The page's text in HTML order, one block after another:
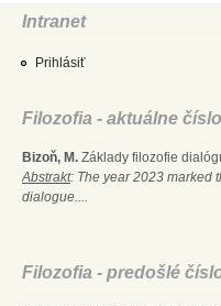
Intranet
Prihlásiť
Filozofia - aktuálne číslo
Bizoň, M. Základy filozofie
Abstrakt: The year 2023 marked
dialogue....
Filozofia - predošlé